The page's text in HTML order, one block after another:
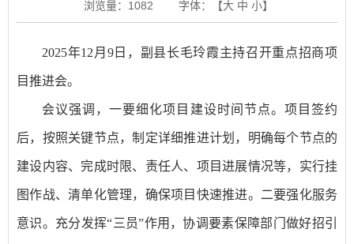
浏览量： 1082 字体：【大 中 小】
2025年12月9日，副县长毛玲霞主持召开重点招商项
目推进会。
会议强调，一要细化项目建设时间节点。项目签约
后，按照关键节点，制定详细推进计划，明确每个节点的
建设内容、完成时限、责任人、项目进展情况等，实行挂
图作战、清单化管理，确保项目快速推进。二要强化服务
意识。充分发挥“三员”作用，协调要素保障部门做好招引